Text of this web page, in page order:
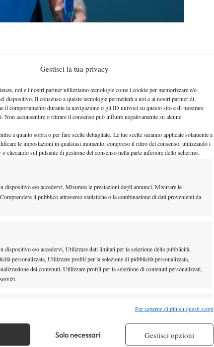
Gestisci la tua privacy
noi e i nostri partner utilizziamo tecnologie come i cookie per memorizzare e/o
dispositivo. Il consenso a queste tecnologie permetterà a noi e ai nostri partner di
il comportamento durante la navigazione o gli ID univoci su questo sito e di mostrare
Non acconsentire o ritirare il consenso può influire negativamente su alcune
a quanto sopra o per fare scelte dettagliate. Le tue scelte saranno applicate solamente a
le impostazioni in qualsiasi momento, compreso il ritiro del consenso, utilizzando i
cliccando sul pulsante di gestione del consenso nella parte inferiore dello schermo.
dispositivo e/o accedervi, Misurare le prestazioni degli annunci, Misurare le
il pubblico attraverso statistiche o la combinazione di dati provenienti da
dispositivo e/o accedervi, Utilizzare dati limitati per la selezione della pubblicità,
personalizzata, Utilizzare profili per la selezione di pubblicità personalizzata,
dei contenuti, Utilizzare profili per la selezione di contenuti personalizzati,
alle informazioni trasmesse automaticamente.
Per saperne di più su questi scopi
Solo necessari Gestisci opzioni
non cambiano campo in occasione della
di scena presso la Coca-Cola Arena
dei circuiti ATP e WTA: una di
dai due giocatori. Oltre a un
break a 10 punti al posto del terzo set
per entrambi i giocatori, ciò a cui gli
il campo.
e Sabalenka non